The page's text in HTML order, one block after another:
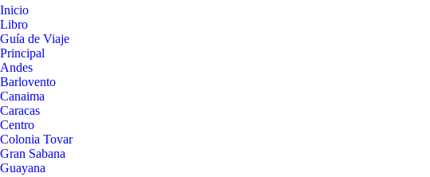
Inicio
Libro
Guía de Viaje
Principal
Andes
Barlovento
Canaima
Caracas
Centro
Colonia Tovar
Gran Sabana
Guayana